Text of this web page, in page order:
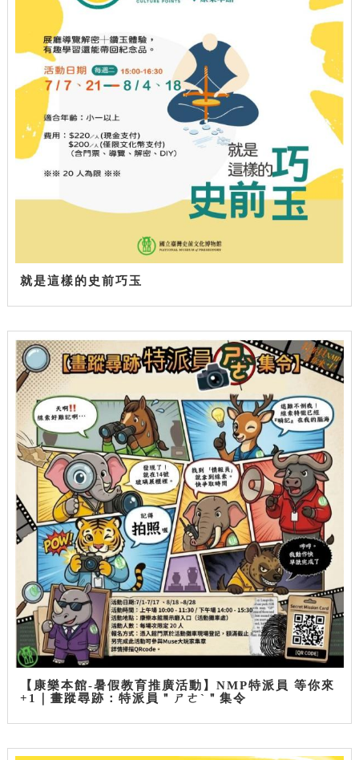
就是這樣的史前巧玉
【康樂本館-暑假教育推廣活動】NMP特派員 等你來
+1｜畫蹤尋跡：特派員＂ㄕㄜˋ＂集令